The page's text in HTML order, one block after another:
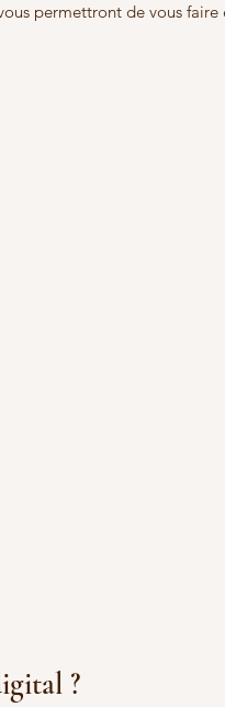
permettront de vous faire
?